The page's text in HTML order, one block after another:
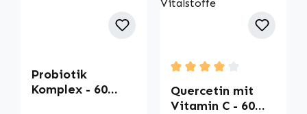
Probiotik
Komplex - 60
Durchschnittliche
Quercetin mit
Vitamin C - 60